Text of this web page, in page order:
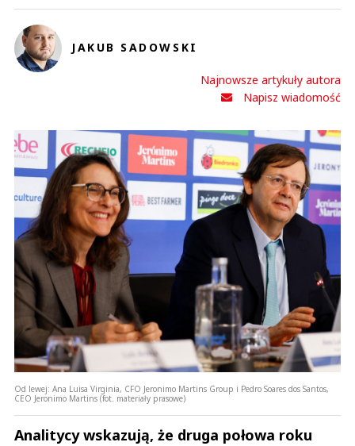
JAKUB SADOWSKI
Najnowsze artykuły autora
Napisz wiadomość
Od lewej: Ana Luisa Virginia, CFO Jeronimo Martins Group i Pedro Soares dos Santos,
CEO Jeronimo Martins (fot. materiały prasowe)
Analitycy wskazują, że druga połowa roku